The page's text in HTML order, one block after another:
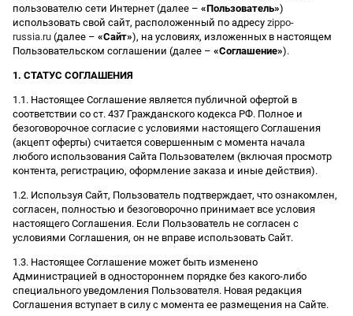
пользователю сети Интернет (далее – «Пользователь»)
использовать свой сайт, расположенный по адресу zippo-
russia.ru (далее – «Сайт»), на условиях, изложенных в настоящем
Пользовательском соглашении (далее – «Соглашение»).
1. СТАТУС СОГЛАШЕНИЯ
1.1. Настоящее Соглашение является публичной офертой в
соответствии со ст. 437 Гражданского кодекса РФ. Полное и
безоговорочное согласие с условиями настоящего Соглашения
(акцепт оферты) считается совершенным с момента начала
любого использования Сайта Пользователем (включая просмотр
контента, регистрацию, оформление заказа и иные действия).
1.2. Используя Сайт, Пользователь подтверждает, что ознакомлен,
согласен, полностью и безоговорочно принимает все условия
настоящего Соглашения. Если Пользователь не согласен с
условиями Соглашения, он не вправе использовать Сайт.
1.3. Настоящее Соглашение может быть изменено
Администрацией в одностороннем порядке без какого-либо
специального уведомления Пользователя. Новая редакция
Соглашения вступает в силу с момента ее размещения на Сайте.